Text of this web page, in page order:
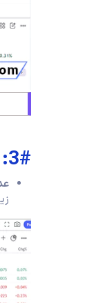
3#: محدودیت‌ها